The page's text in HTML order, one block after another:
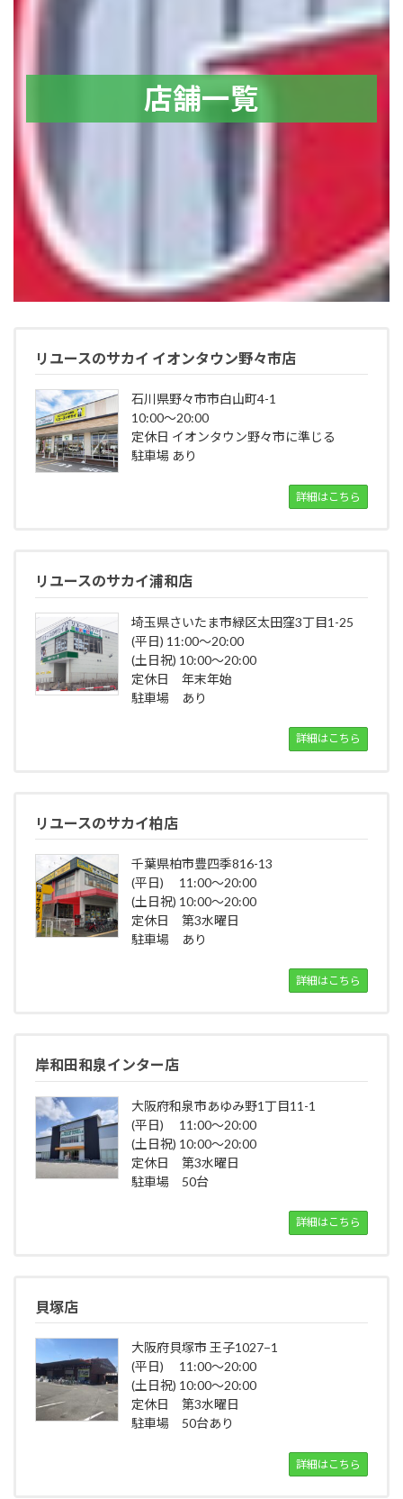
店舗一覧
リユースのサカイ イオンタウン野々市店
石川県野々市市白山町4-1
10:00～20:00
定休日 イオンタウン野々市に準じる
駐車場 あり
詳細はこちら
リユースのサカイ浦和店
埼玉県さいたま市緑区太田窪3丁目1-25
(平日) 11:00～20:00
(土日祝) 10:00～20:00
定休日 年末年始
駐車場 あり
詳細はこちら
リユースのサカイ柏店
千葉県柏市豊四季816-13
(平日) 11:00～20:00
(土日祝) 10:00～20:00
定休日 第3水曜日
駐車場 あり
詳細はこちら
岸和田和泉インター店
大阪府和泉市あゆみ野1丁目11-1
(平日) 11:00～20:00
(土日祝) 10:00～20:00
定休日 第3水曜日
駐車場 50台
詳細はこちら
貝塚店
大阪府貝塚市 王子1027−1
(平日) 11:00～20:00
(土日祝) 10:00～20:00
定休日 第3水曜日
駐車場 50台あり
詳細はこちら